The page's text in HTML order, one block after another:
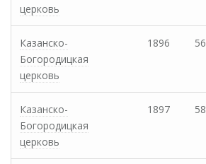
церковь
Казанско-
Богородицкая
церковь
1896 56
Казанско-
Богородицкая
церковь
1897 58